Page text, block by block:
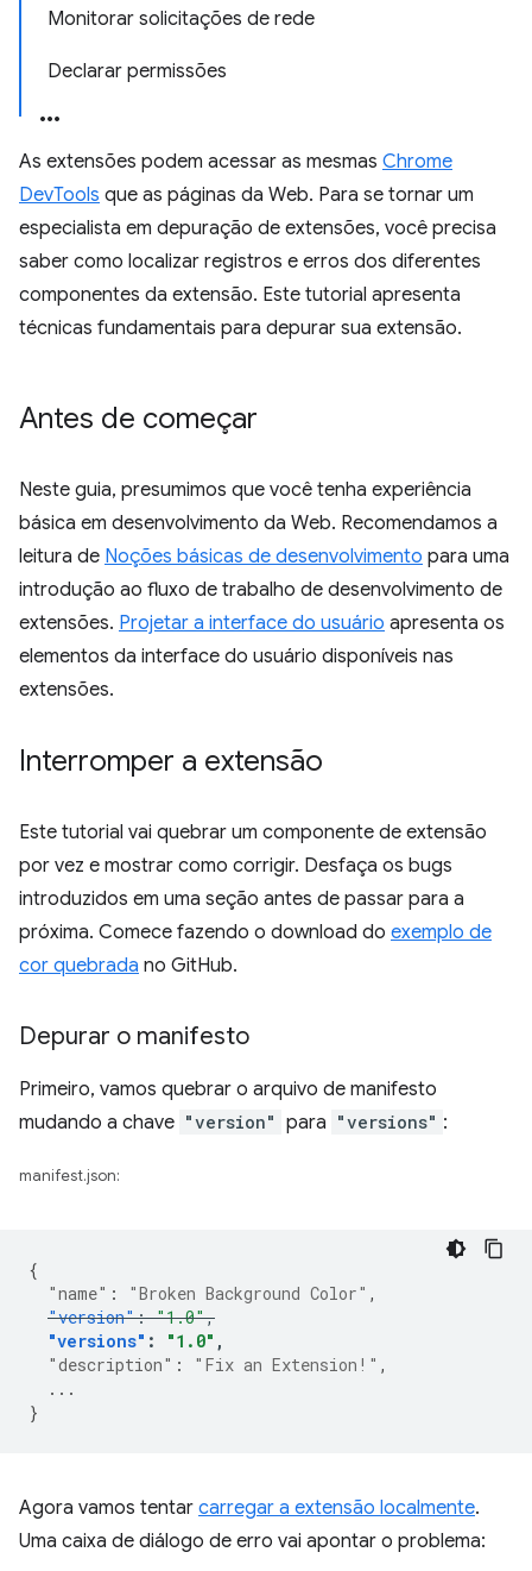
Monitorar solicitações de rede
Declarar permissões
As extensões podem acessar as mesmas Chrome
DevTools que as páginas da Web. Para se tornar um
especialista em depuração de extensões, você precisa
saber como localizar registros e erros dos diferentes
componentes da extensão. Este tutorial apresenta
técnicas fundamentais para depurar sua extensão.
Antes de começar
Neste guia, presumimos que você tenha experiência
básica em desenvolvimento da Web. Recomendamos a
leitura de Noções básicas de desenvolvimento para uma
introdução ao fluxo de trabalho de desenvolvimento de
extensões. Projetar a interface do usuário apresenta os
elementos da interface do usuário disponíveis nas
extensões.
Interromper a extensão
Este tutorial vai quebrar um componente de extensão
por vez e mostrar como corrigir. Desfaça os bugs
introduzidos em uma seção antes de passar para a
próxima. Comece fazendo o download do exemplo de
cor quebrada no GitHub.
Depurar o manifesto
Primeiro, vamos quebrar o arquivo de manifesto
mudando a chave "version" para "versions" :
manifest.json:
{
"name" : "Broken Background Color" ,
"version": "1.0",
"versions" : "1.0" ,
"description" : "Fix an Extension!" ,
...
}
Agora vamos tentar carregar a extensão localmente.
Uma caixa de diálogo de erro vai apontar o problema: